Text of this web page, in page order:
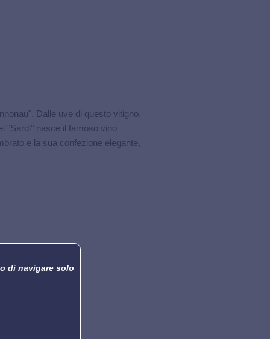
Dalle uve di questo vitigno,
"Sardi" nasce il famoso vino
e la sua confezione elegante,
di navigare solo